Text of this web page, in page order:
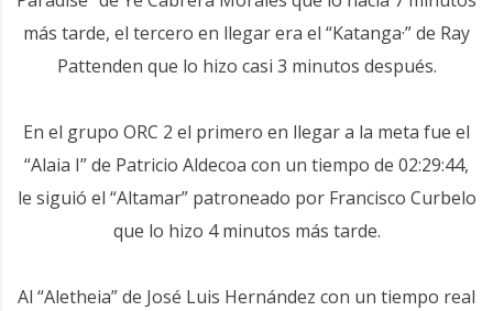
más tarde, el tercero en llegar era el “Katanga·” de Ray
Pattenden que lo hizo casi 3 minutos después.
En el grupo ORC 2 el primero en llegar a la meta fue el
“Alaia I” de Patricio Aldecoa con un tiempo de 02:29:44,
le siguió el “Altamar” patroneado por Francisco Curbelo
que lo hizo 4 minutos más tarde.
Al “Aletheia” de José Luis Hernández con un tiempo real